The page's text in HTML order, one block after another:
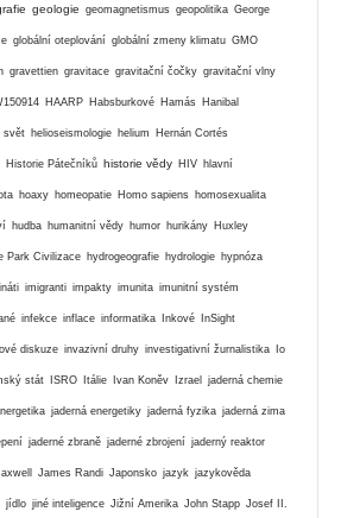
geologie geomagnetismus geopolitika George
globální oteplování globální zmeny klimatu GMO
gravettien gravitace gravitační čočky gravitační vlny
HAARP Habsburkové Hamás Hanibal
svět helioseismologie helium Hernán Cortés
Historie Pátečníků historie vědy HIV hlavní
hoaxy homeopatie Homo sapiens homosexualita
hudba humanitní vědy humor hurikány Huxley
Park Civilizace hydrogeografie hydrologie hypnóza
imigranti impakty imunita imunitní systém
infekce inflace informatika Inkové InSight
diskuze invazivní druhy investigativní žurnalistika Io
stát ISRO Itálie Ivan Koněv Izrael jaderná chemie
jaderná energetiky jaderná fyzika jaderná zima
jaderné zbraně jaderné zbrojení jaderný reaktor
James Randi Japonsko jazyk jazykověda
jídlo jiné inteligence Jižní Amerika John Stapp Josef II.